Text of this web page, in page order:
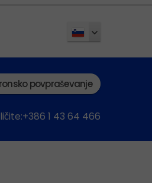
povpraševanje
1 43 64 466